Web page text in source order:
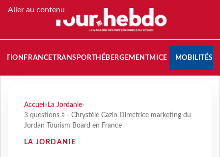
Aller au contenu
FRANCETRANSPORT HÉBERGEMENTMICE MOBILITÉS
Accueil › La Jordanie›
3 questions à - Chrystèle Cazin Directrice marketing du
Jordan Tourism Board en France
LA JORDANIE